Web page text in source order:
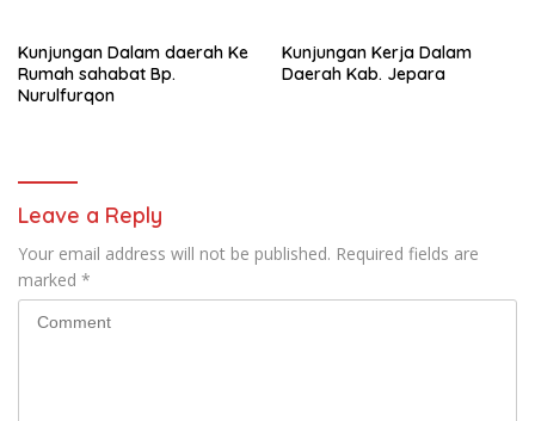
Kunjungan Dalam daerah Ke
Rumah sahabat Bp.
Nurulfurqon
Kunjungan Kerja Dalam
Daerah Kab. Jepara
Leave a Reply
Your email address will not be published. Required fields are
marked *